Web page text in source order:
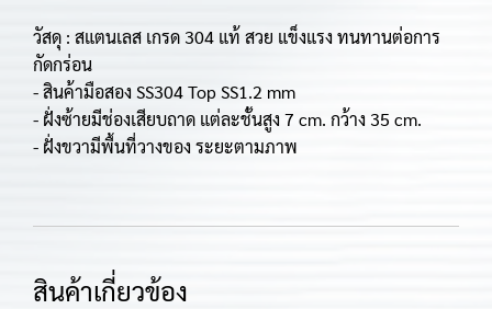
วัสดุ : สแตนเลส เกรด 304 แท้ สวย แข็งแรง ทนทานต่อการ
กัดกร่อน
- สินค้ามือสอง SS304 Top SS1.2 mm
- ฝั่งซ้ายมีช่องเสียบถาด แต่ละชั้นสูง 7 cm. กว้าง 35 cm.
- ฝั่งขวามีพื้นที่วางของ ระยะตามภาพ
สินค้าเกี่ยวข้อง